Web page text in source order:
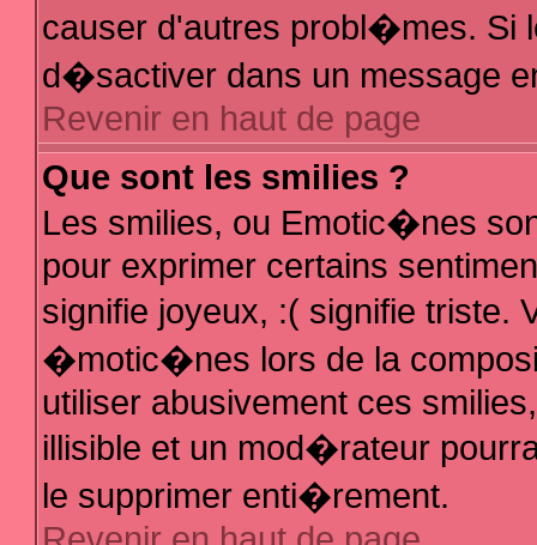
causer d'autres probl�mes. Si
d�sactiver dans un message
Revenir en haut de page
Que sont les smilies ?
Les smilies, ou Emotic�nes
pour exprimer certains
signifie joyeux, :( signifie triste.
�motic�nes lors de la
utiliser abusivement ces
illisible et un mod�rateur
le supprimer enti�rement.